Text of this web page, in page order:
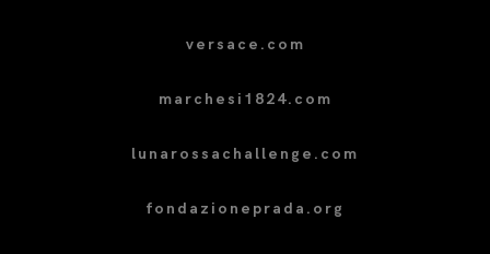
versace.com
marchesi1824.com
lunarossachallenge.com
fondazioneprada.org